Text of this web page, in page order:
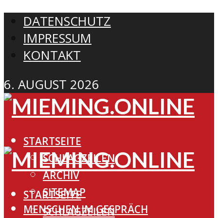
DATENSCHUTZ
IMPRESSUM
KONTAKT
6. AUGUST 2026
STARTSEITE
SCHLAGZEILEN
ARCHIV
SITEMAP
MENSCHEN IM GESPRÄCH
STARTSEITE
SCHLAGZEILEN